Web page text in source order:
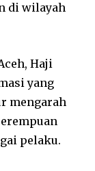
di wilayah
Haji
yang
mengarah
pelaku.